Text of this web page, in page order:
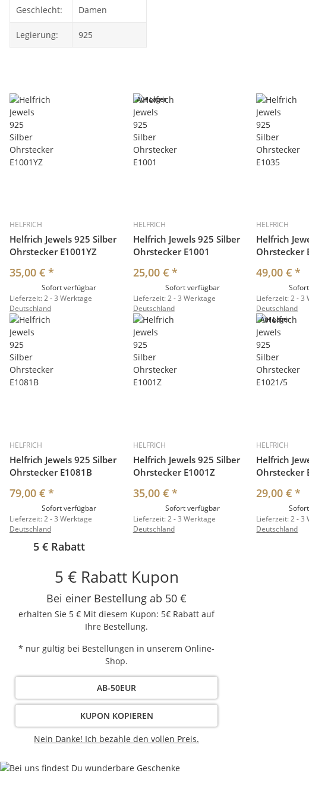
Geschlecht: Damen
Legierung: 925
HELFRICH
Helfrich Jewels 925 Silber
Ohrstecker E1001YZ
35,00 € *
Sofort verfügbar
Lieferzeit:2 - 3 Werktage
Deutschland
Auf Lager
HELFRICH
Helfrich Jewels 925 Silber
Ohrstecker E1001
25,00 € *
Sofort verfügbar
Lieferzeit:2 - 3 Werktage
Deutschland
HELFRICH
Helfrich
Ohrstecker
49,00 €*
Lieferzeit:2 - 3
Deutschland
HELFRICH
Helfrich Jewels 925 Silber
Ohrstecker E1081B
79,00 € *
Sofort verfügbar
Lieferzeit:2 - 3 Werktage
Deutschland
HELFRICH
Helfrich Jewels 925 Silber
Ohrstecker E1001Z
35,00 € *
Sofort verfügbar
Lieferzeit:2 - 3 Werktage
Deutschland
Auf Lager
HELFRICH
Helfrich
Ohrstecker
29,00 €*
Lieferzeit:2 - 3
Deutschland
5 € Rabatt
5 € Rabatt Kupon
Bei einer Bestellung ab 50 €
erhalten Sie 5 € Mit diesem Kupon: 5€ Rabatt auf
Ihre Bestellung.
* nur gültig bei Bestellungen in unserem Online-
Shop.
AB-50EUR
KUPON KOPIEREN
Nein Danke! Ich bezahle den vollen Preis.